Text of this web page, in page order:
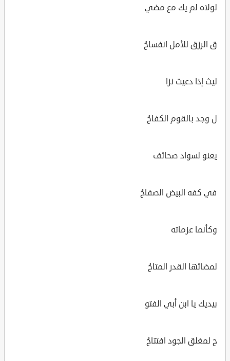
لولاه لم يك مع مضي
ق الرزق للأمل انفساحُ
ليث إذا دعيت نزا
ل وجد بالقوم الكفاحُ
يعنو لسواد صحائف
في كفه البيض الصفاحُ
وكأنما عزماته
لمضائها القدر المتاحُ
بيديك يا ابن أبي الفتو
ح لمغلق الجود افتتاحُ